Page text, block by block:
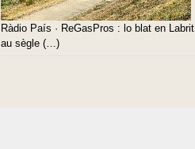
Ràdio País · ReGasPros : lo blat en Labrit
au sègle (…)